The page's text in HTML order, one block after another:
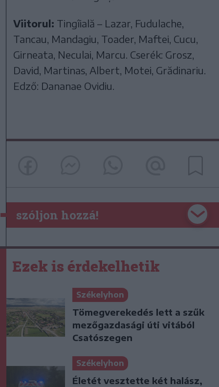
Viitorul: Tingîială – Lazar, Fudulache,
Tancau, Mandagiu, Toader, Maftei, Cucu,
Girneata, Neculai, Marcu. Cserék: Grosz,
David, Martinas, Albert, Motei, Grădinariu.
Edző: Dananae Ovidiu.
szóljon hozzá!
Ezek is érdekelhetik
Székelyhon
Tömegverekedés lett a szűk
mezőgazdasági úti vitából
Csatószegen
Székelyhon
Életét vesztette két halász,